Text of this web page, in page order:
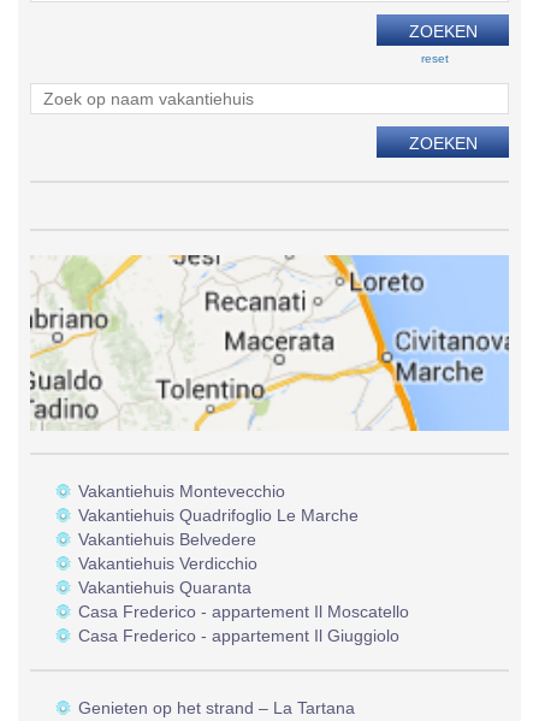
reset
Vakantiehuis Montevecchio
Vakantiehuis Quadrifoglio Le Marche
Vakantiehuis Belvedere
Vakantiehuis Verdicchio
Vakantiehuis Quaranta
Casa Frederico - appartement Il Moscatello
Casa Frederico - appartement Il Giuggiolo
Genieten op het strand – La Tartana